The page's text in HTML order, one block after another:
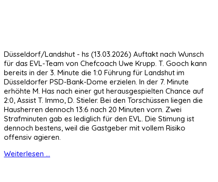
Düsseldorf/Landshut - hs (13.03.2026) Auftakt nach Wunsch
für das EVL-Team von Chefcoach Uwe Krupp. T. Gooch kann
bereits in der 3. Minute die 1:0 Führung für Landshut im
Düsseldorfer PSD-Bank-Dome erzielen. In der 7. Minute
erhöhte M. Has nach einer gut herausgespielten Chance auf
2:0, Assist T. Immo, D. Stieler. Bei den Torschüssen liegen die
Hausherren dennoch 13:6 nach 20 Minuten vorn. Zwei
Strafminuten gab es lediglich für den EVL. Die Stimung ist
dennoch bestens, weil die Gastgeber mit vollem Risiko
offensiv agieren.
Weiterlesen ...